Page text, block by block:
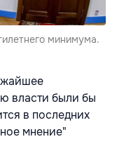
минимума.
власти были бы
в последних
мнение"